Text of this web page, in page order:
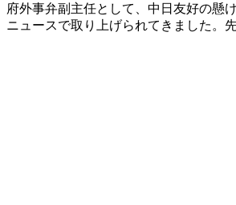
府外事弁副主任として、中日友好の懸
ニュースで取り上げられてきました。